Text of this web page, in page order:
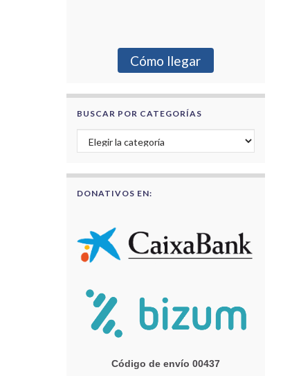
Cómo llegar
BUSCAR POR CATEGORÍAS
Buscar por categorías
DONATIVOS EN:
Código de envío 00437